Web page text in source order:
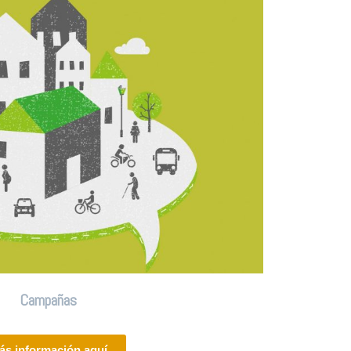
Campañas